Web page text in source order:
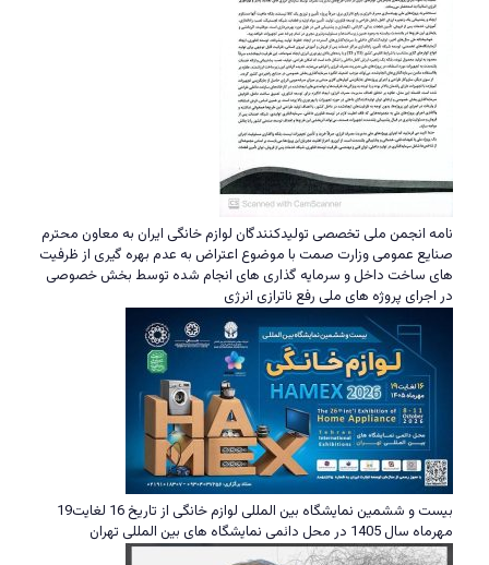
نامه انجمن ملی تخصصی تولیدکنندگان لوازم خانگی ایران به معاون محترم
صنایع عمومی وزارت صمت با موضوع اعتراض به عدم بهره گیری از ظرفیت
های ساخت داخل و سرمایه گذاری های انجام شده توسط بخش خصوصی
در اجرای پروژه های ملی رفع ناترازی انرژی
بیست و ششمین نمایشگاه بین المللی لوازم خانگی از تاریخ 16 لغایت19
مهرماه سال 1405 در محل دائمی نمایشگاه های بین المللی تهران